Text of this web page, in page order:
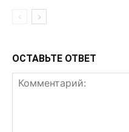
ОСТАВЬТЕ ОТВЕТ